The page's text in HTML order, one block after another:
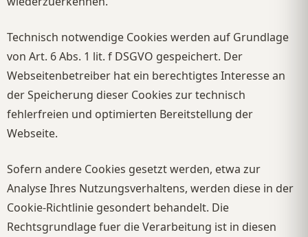
Technisch notwendige Cookies werden auf Grundlage
von Art. 6 Abs. 1 lit. f DSGVO gespeichert. Der
Webseitenbetreiber hat ein berechtigtes Interesse an
der Speicherung dieser Cookies zur technisch
fehlerfreien und optimierten Bereitstellung der
Webseite.
Sofern andere Cookies gesetzt werden, etwa zur
Analyse Ihres Nutzungsverhaltens, werden diese in der
Cookie-Richtlinie gesondert behandelt. Die
Rechtsgrundlage fuer die Verarbeitung ist in diesen